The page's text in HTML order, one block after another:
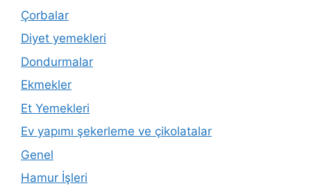
Çorbalar
Diyet yemekleri
Dondurmalar
Ekmekler
Et Yemekleri
Ev yapımı şekerleme ve çikolatalar
Genel
Hamur İşleri